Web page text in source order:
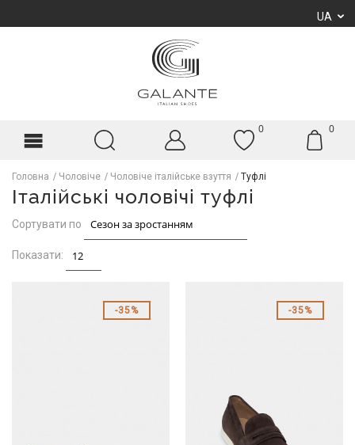
UA
0 0
Головна Чоловіче Чоловіче італійське взуття Туфлі
Італійські чоловічі туфлі
Сортувати по
Показати:
35% 35%